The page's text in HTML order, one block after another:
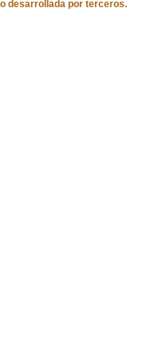
desarrollada por terceros.